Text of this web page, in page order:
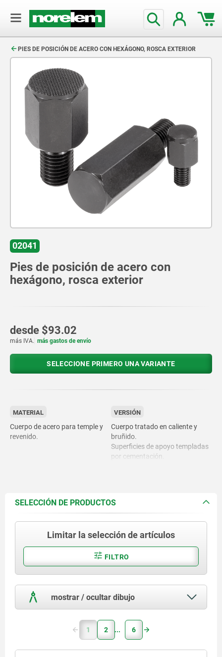
PIES DE POSICIÓN DE ACERO CON HEXÁGONO, ROSCA EXTERIOR
02041
Pies de posición de acero con
hexágono, rosca exterior
desde $93.02
más IVA. más gastos de envío
SELECCIONE PRIMERO UNA VARIANTE
MATERIAL
Cuerpo de acero para temple y
revenido.
VERSIÓN
Cuerpo tratado en caliente y
bruñido.
Superficies de apoyo templadas
por cementación.
SELECCIÓN DE PRODUCTOS
Limitar la selección de artículos
FILTRO
mostrar / ocultar dibujo
1 2 6